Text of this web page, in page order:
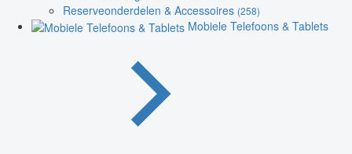
Reserveonderdelen & Accessoires (258)
Mobiele Telefoons & Tablets